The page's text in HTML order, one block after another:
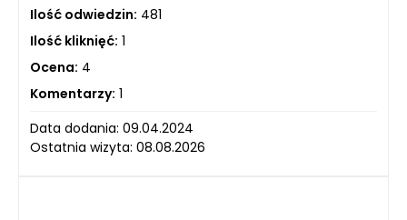
Ilość odwiedzin: 481
Ilość kliknięć: 1
Ocena: 4
Komentarzy: 1
Data dodania: 09.04.2024
Ostatnia wizyta: 08.08.2026